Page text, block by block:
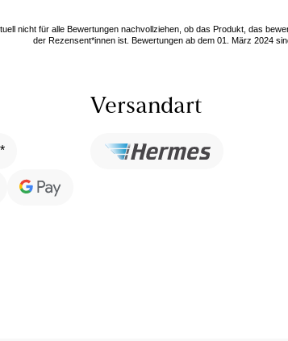
nicht für alle Bewertungen nachvollziehen, ob das Produkt, das
der Rezensent*innen ist. Bewertungen ab dem 01. März 2024
Versandart